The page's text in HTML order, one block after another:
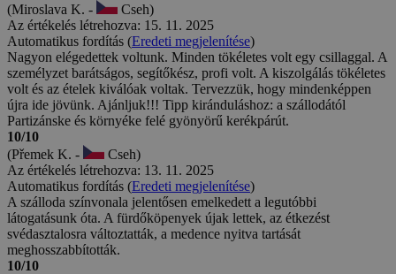
(Miroslava K. -
Cseh)
Az értékelés létrehozva: 15. 11. 2025
Automatikus fordítás (Eredeti megjelenítése)
Nagyon elégedettek voltunk. Minden tökéletes volt egy csillaggal. A
személyzet barátságos, segítőkész, profi volt. A kiszolgálás tökéletes
volt és az ételek kiválóak voltak. Tervezzük, hogy mindenképpen
újra ide jövünk. Ajánljuk!!! Tipp kiránduláshoz: a szállodától
Partizánske és környéke felé gyönyörű kerékpárút.
10/10
(Přemek K. -
Cseh)
Az értékelés létrehozva: 13. 11. 2025
Automatikus fordítás (Eredeti megjelenítése)
A szálloda színvonala jelentősen emelkedett a legutóbbi
látogatásunk óta. A fürdőköpenyek újak lettek, az étkezést
svédasztalosra változtatták, a medence nyitva tartását
meghosszabbították.
10/10